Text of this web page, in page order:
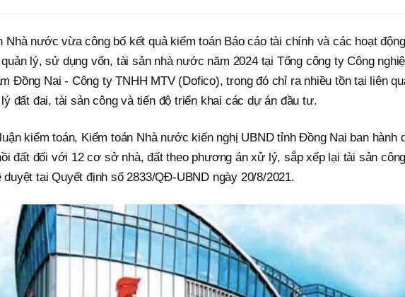
Nhà nước vừa công bố kết quả kiểm toán Báo cáo tài chính và các hoạt
lý, sử dụng vốn, tài sản nhà nước năm 2024 tại Tổng công ty Công
Đồng Nai - Công ty TNHH MTV (Dofico), trong đó chỉ ra nhiều tồn tại liên
đất đai, tài sản công và tiến độ triển khai các dự án đầu tư.
kiểm toán, Kiểm toán Nhà nước kiến nghị UBND tỉnh Đồng Nai ban hành
đất đối với 12 cơ sở nhà, đất theo phương án xử lý, sắp xếp lại tài sản
tại Quyết định số 2833/QĐ-UBND ngày 20/8/2021.